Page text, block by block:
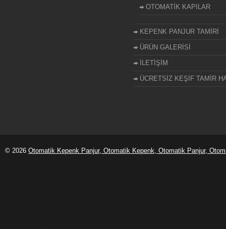
OTOMATİK KAPILAR
KEPENK PANJUR TAMİRİ
ÜRÜN GALERİSİ
İLETİŞİM
ÜCRETSİZ KEŞİF TAMİR
© 2026 Otomatik Kepenk Panjur, Otomatik Kepenk, Otomatik Panjur,